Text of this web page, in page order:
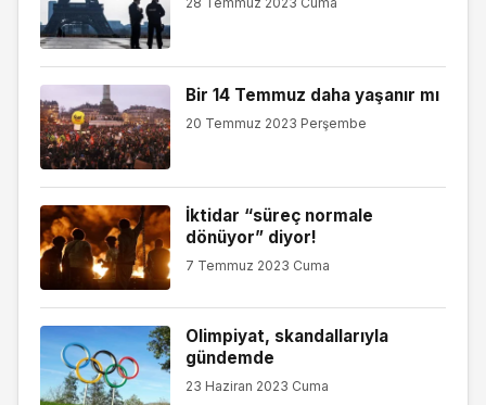
Bir 14 Temmuz daha yaşanır mı
20 Temmuz 2023 Perşembe
İktidar “süreç normale
dönüyor” diyor!
7 Temmuz 2023 Cuma
Olimpiyat, skandallarıyla
gündemde
23 Haziran 2023 Cuma